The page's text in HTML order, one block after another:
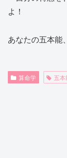
よ！
あなたの五本能
算命学 五本